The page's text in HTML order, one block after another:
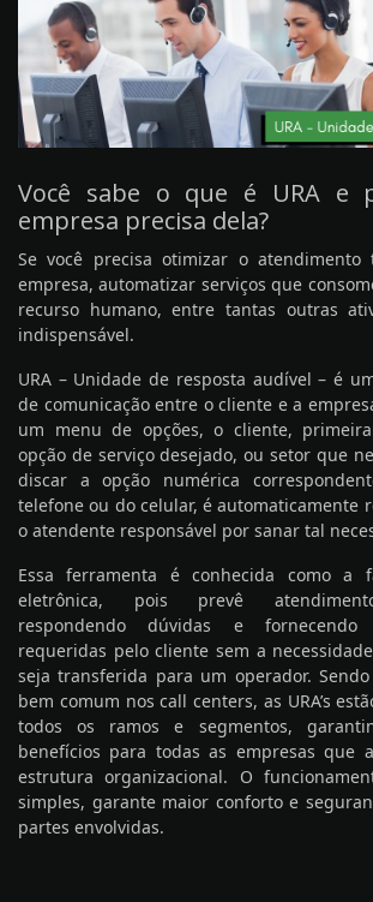
Você sabe o que é URA e
empresa precisa dela?
Se você precisa otimizar o atendimento
empresa, automatizar serviços que
recurso humano, entre tantas outras
indispensável.
URA – Unidade de resposta audível – é
de comunicação entre o cliente e a
um menu de opções, o cliente,
opção de serviço desejado, ou setor que
discar a opção numérica
telefone ou do celular, é automaticamente
o atendente responsável por sanar tal
Essa ferramenta é conhecida como a
eletrônica, pois prevê
respondendo dúvidas e fornecendo
requeridas pelo cliente sem a
seja transferida para um operador.
bem comum nos call centers, as URA’s
todos os ramos e segmentos,
benefícios para todas as empresas que
estrutura organizacional. O
simples, garante maior conforto e
partes envolvidas.